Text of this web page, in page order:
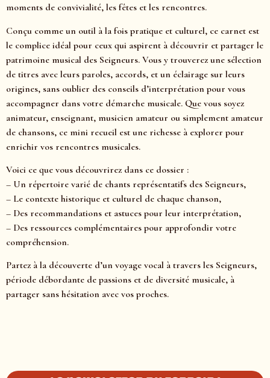
moments de convivialité, les fêtes et les rencontres.
Conçu comme un outil à la fois pratique et culturel, ce carnet est
le complice idéal pour ceux qui aspirent à découvrir et partager le
patrimoine musical des Seigneurs. Vous y trouverez une sélection
de titres avec leurs paroles, accords, et un éclairage sur leurs
origines, sans oublier des conseils d’interprétation pour vous
accompagner dans votre démarche musicale. Que vous soyez
animateur, enseignant, musicien amateur ou simplement amateur
de chansons, ce mini recueil est une richesse à explorer pour
enrichir vos rencontres musicales.
Voici ce que vous découvrirez dans ce dossier :
– Un répertoire varié de chants représentatifs des Seigneurs,
– Le contexte historique et culturel de chaque chanson,
– Des recommandations et astuces pour leur interprétation,
– Des ressources complémentaires pour approfondir votre
compréhension.
Partez à la découverte d’un voyage vocal à travers les Seigneurs,
période débordante de passions et de diversité musicale, à
partager sans hésitation avec vos proches.